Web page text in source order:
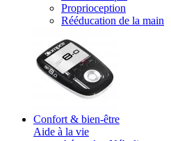
Proprioception
Rééducation de la main
Confort & bien-être
Aide à la vie